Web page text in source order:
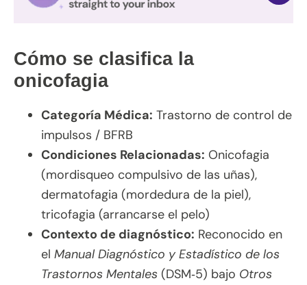
Cómo se clasifica la
onicofagia
Categoría Médica: Trastorno de control de
impulsos / BFRB
Condiciones Relacionadas: Onicofagia
(mordisqueo compulsivo de las uñas),
dermatofagia (mordedura de la piel),
tricofagia (arrancarse el pelo)
Contexto de diagnóstico: Reconocido en
el Manual Diagnóstico y Estadístico de los
Trastornos Mentales (DSM‑5) bajo Otros